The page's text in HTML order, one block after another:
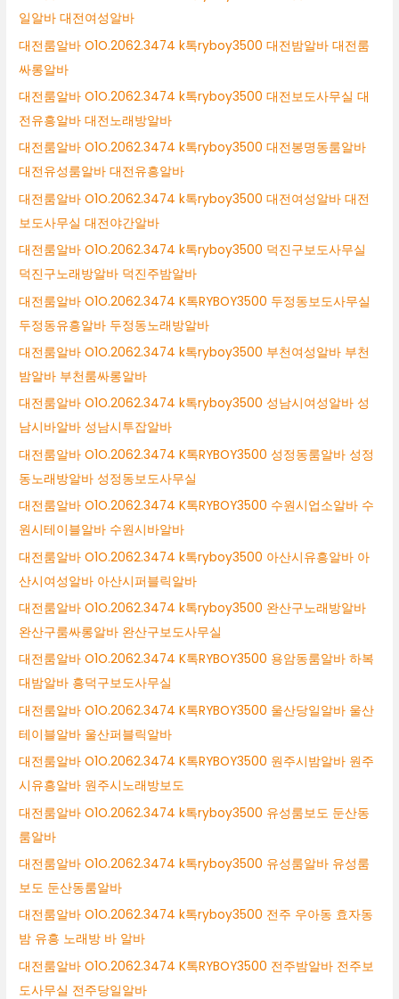
일알바 대전여성알바
대전룸알바 O1O.2062.3474 k톡ryboy3500 대전밤알바 대전룸
싸롱알바
대전룸알바 O1O.2062.3474 k톡ryboy3500 대전보도사무실 대
전유흥알바 대전노래방알바
대전룸알바 O1O.2062.3474 k톡ryboy3500 대전봉명동룸알바
대전유성룸알바 대전유흥알바
대전룸알바 O1O.2062.3474 k톡ryboy3500 대전여성알바 대전
보도사무실 대전야간알바
대전룸알바 O1O.2062.3474 k톡ryboy3500 덕진구보도사무실
덕진구노래방알바 덕진주밤알바
대전룸알바 O1O.2062.3474 K톡RYBOY3500 두정동보도사무실
두정동유흥알바 두정동노래방알바
대전룸알바 O1O.2062.3474 k톡ryboy3500 부천여성알바 부천
밤알바 부천룸싸롱알바
대전룸알바 O1O.2062.3474 k톡ryboy3500 성남시여성알바 성
남시바알바 성남시투잡알바
대전룸알바 O1O.2062.3474 K톡RYBOY3500 성정동룸알바 성정
동노래방알바 성정동보도사무실
대전룸알바 O1O.2062.3474 K톡RYBOY3500 수원시업소알바 수
원시테이블알바 수원시바알바
대전룸알바 O1O.2062.3474 k톡ryboy3500 아산시유흥알바 아
산시여성알바 아산시퍼블릭알바
대전룸알바 O1O.2062.3474 k톡ryboy3500 완산구노래방알바
완산구룸싸롱알바 완산구보도사무실
대전룸알바 O1O.2062.3474 K톡RYBOY3500 용암동룸알바 하복
대밤알바 흥덕구보도사무실
대전룸알바 O1O.2062.3474 K톡RYBOY3500 울산당일알바 울산
테이블알바 울산퍼블릭알바
대전룸알바 O1O.2062.3474 K톡RYBOY3500 원주시밤알바 원주
시유흥알바 원주시노래방보도
대전룸알바 O1O.2062.3474 k톡ryboy3500 유성룸보도 둔산동
룸알바
대전룸알바 O1O.2062.3474 k톡ryboy3500 유성룸알바 유성룸
보도 둔산동룸알바
대전룸알바 O1O.2062.3474 k톡ryboy3500 전주 우아동 효자동
밤 유흥 노래방 바 알바
대전룸알바 O1O.2062.3474 K톡RYBOY3500 전주밤알바 전주보
도사무실 전주당일알바